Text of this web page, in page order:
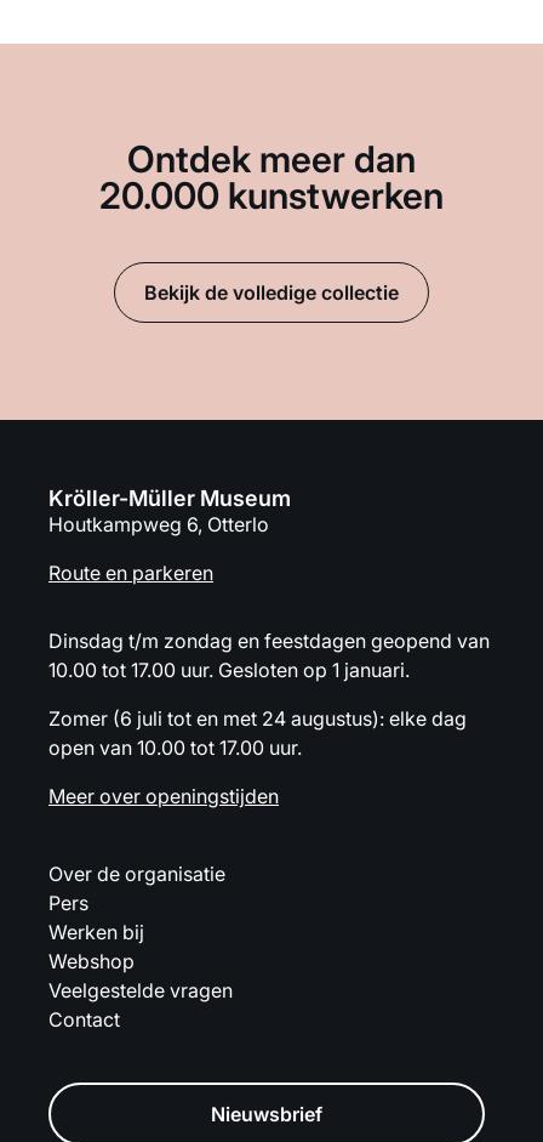
Ontdek meer dan
20.000 kunstwerken
Bekijk de volledige collectie
Kröller-Müller Museum
Houtkampweg 6, Otterlo
Route en parkeren
Dinsdag t/m zondag en feestdagen geopend van
10.00 tot 17.00 uur. Gesloten op 1 januari.
Zomer (6 juli tot en met 24 augustus): elke dag
open van 10.00 tot 17.00 uur.
Meer over openingstijden
Over de organisatie
Pers
Werken bij
Webshop
Veelgestelde vragen
Contact
Nieuwsbrief